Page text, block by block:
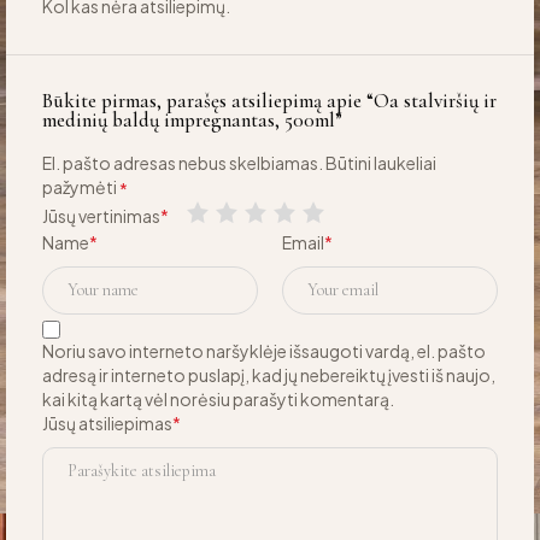
Kol kas nėra atsiliepimų.
Būkite pirmas, parašęs atsiliepimą apie “Oa stalviršių ir
medinių baldų impregnantas, 500ml”
El. pašto adresas nebus skelbiamas. Būtini laukeliai
pažymėti *
Jūsų vertinimas*
Jūsų atsiliepimas*
Name* Email*
Noriu savo interneto naršyklėje išsaugoti vardą, el. pašto
adresą ir interneto puslapį, kad jų nebereiktų įvesti iš naujo,
kai kitą kartą vėl norėsiu parašyti komentarą.